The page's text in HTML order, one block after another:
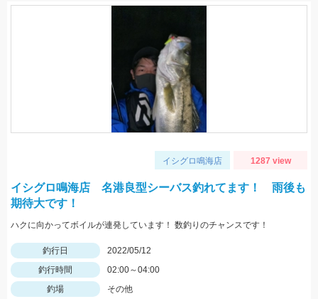
イシグロ鳴海店 1287 view
イシグロ鳴海店 名港良型シーバス釣れてます！ 雨後も
期待大です！
ハクに向かってボイルが連発しています！ 数釣りのチャンスです！
釣行日
2022/05/12
釣行時間
02:00～04:00
釣場
その他